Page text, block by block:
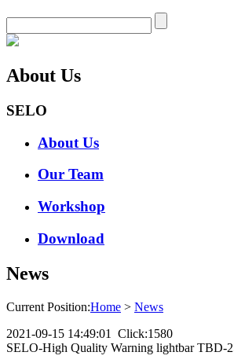
About Us
SELO
About Us
Our Team
Workshop
Download
News
Current Position:Home > News
2021-09-15 14:49:01 Click:1580
SELO-High Quality Warning lightbar TBD-